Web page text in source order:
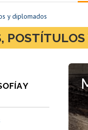
y diplomados
Y